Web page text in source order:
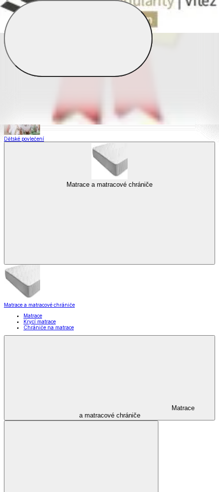
Saténové povlečení
Povlečení s fototiskem
Dětské povlečení
Matrace a matracové chrániče
Matrace a matracové chrániče
Matrace
Krycí matrace
Chrániče na matrace
Matrace
a matracové chrániče